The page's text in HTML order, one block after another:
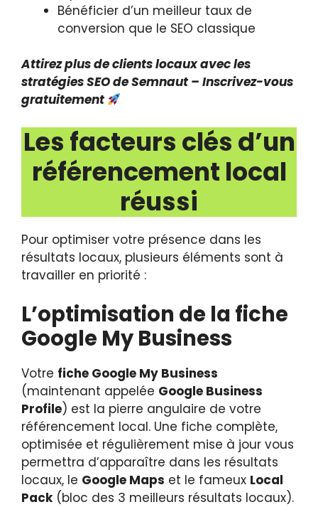
Bénéficier d’un meilleur taux de
conversion que le SEO classique
Attirez plus de clients locaux avec les
stratégies SEO de Semnaut – Inscrivez-vous
gratuitement
Les facteurs clés d’un
référencement local
réussi
Pour optimiser votre présence dans les
résultats locaux, plusieurs éléments sont à
travailler en priorité :
L’optimisation de la fiche
Google My Business
Votre fiche Google My Business
(maintenant appelée Google Business
Profile) est la pierre angulaire de votre
référencement local. Une fiche complète,
optimisée et régulièrement mise à jour vous
permettra d’apparaître dans les résultats
locaux, le Google Maps et le fameux Local
Pack(bloc des 3 meilleurs résultats locaux).